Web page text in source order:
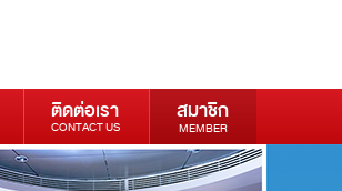
ติดต่อเรา
CONTACT US
สมาชิก
MEMBER